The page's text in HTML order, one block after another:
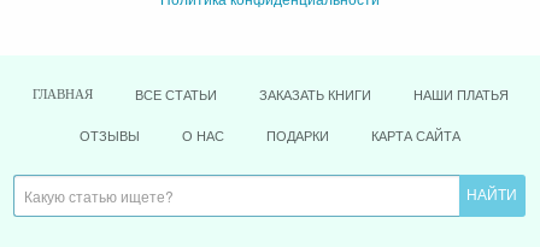
ГЛАВНАЯ ВСЕ СТАТЬИ ЗАКАЗАТЬ КНИГИ НАШИ ПЛАТЬЯ
ОТЗЫВЫ О НАС ПОДАРКИ КАРТА САЙТА